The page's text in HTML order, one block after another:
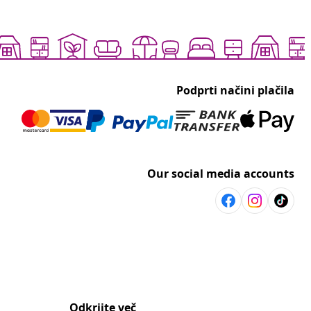
Podprti načini plačila
Our social media accounts
Odkrijte več